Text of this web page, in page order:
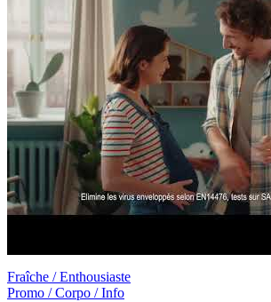
Fraîche / Enthousiaste
Promo / Corpo / Info